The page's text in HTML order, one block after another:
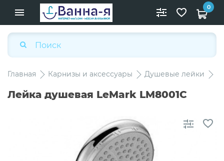
0
Главная Карнизы и аксессуары Душевые лейки
Лейка душевая LeMark LM8001C